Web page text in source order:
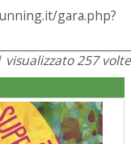
gara.php?
257 volte